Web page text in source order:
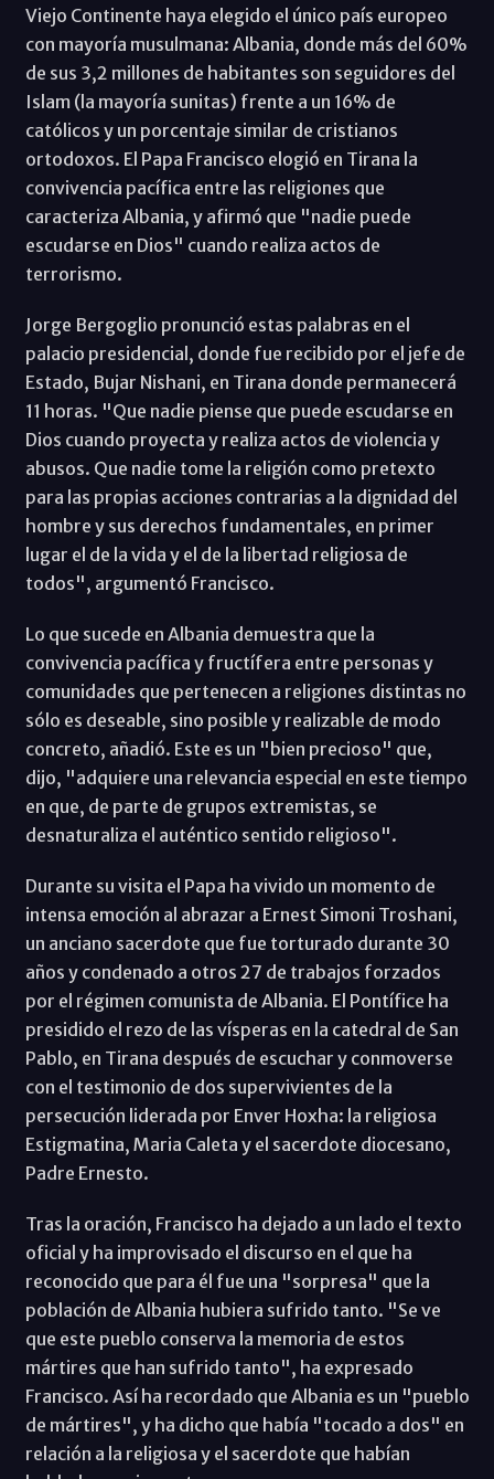
Viejo Continente haya elegido el único país europeo
con mayoría musulmana: Albania, donde más del 60%
de sus 3,2 millones de habitantes son seguidores del
Islam (la mayoría sunitas) frente a un 16% de
católicos y un porcentaje similar de cristianos
ortodoxos. El Papa Francisco elogió en Tirana la
convivencia pacífica entre las religiones que
caracteriza Albania, y afirmó que "nadie puede
escudarse en Dios" cuando realiza actos de
terrorismo.
Jorge Bergoglio pronunció estas palabras en el
palacio presidencial, donde fue recibido por el jefe de
Estado, Bujar Nishani, en Tirana donde permanecerá
11 horas. "Que nadie piense que puede escudarse en
Dios cuando proyecta y realiza actos de violencia y
abusos. Que nadie tome la religión como pretexto
para las propias acciones contrarias a la dignidad del
hombre y sus derechos fundamentales, en primer
lugar el de la vida y el de la libertad religiosa de
todos", argumentó Francisco.
Lo que sucede en Albania demuestra que la
convivencia pacífica y fructífera entre personas y
comunidades que pertenecen a religiones distintas no
sólo es deseable, sino posible y realizable de modo
concreto, añadió. Este es un "bien precioso" que,
dijo, "adquiere una relevancia especial en este tiempo
en que, de parte de grupos extremistas, se
desnaturaliza el auténtico sentido religioso".
Durante su visita el Papa ha vivido un momento de
intensa emoción al abrazar a Ernest Simoni Troshani,
un anciano sacerdote que fue torturado durante 30
años y condenado a otros 27 de trabajos forzados
por el régimen comunista de Albania. El Pontífice ha
presidido el rezo de las vísperas en la catedral de San
Pablo, en Tirana después de escuchar y conmoverse
con el testimonio de dos supervivientes de la
persecución liderada por Enver Hoxha: la religiosa
Estigmatina, Maria Caleta y el sacerdote diocesano,
Padre Ernesto.
Tras la oración, Francisco ha dejado a un lado el texto
oficial y ha improvisado el discurso en el que ha
reconocido que para él fue una "sorpresa" que la
población de Albania hubiera sufrido tanto. "Se ve
que este pueblo conserva la memoria de estos
mártires que han sufrido tanto", ha expresado
Francisco. Así ha recordado que Albania es un "pueblo
de mártires", y ha dicho que había "tocado a dos" en
relación a la religiosa y el sacerdote que habían